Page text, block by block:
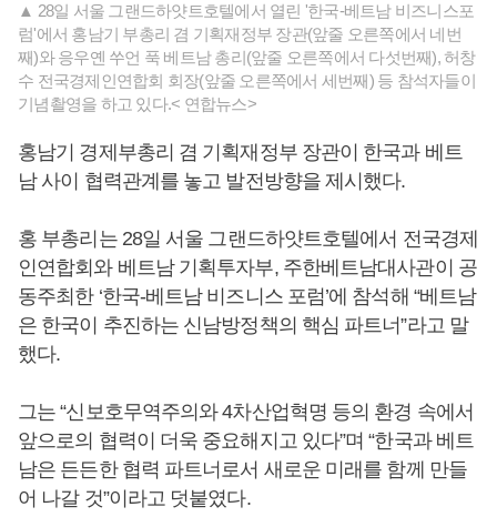
▲ 28일 서울 그랜드하얏트호텔에서 열린 '한국-베트남 비즈니스포
럼'에서 홍남기 부총리 겸 기획재정부 장관(앞줄 오른쪽에서 네번
째)와 응우옌 쑤언 푹 베트남 총리(앞줄 오른쪽에서 다섯번째), 허창
수 전국경제인연합회 회장(앞줄 오른쪽에서 세번째) 등 참석자들이
기념촬영을 하고 있다.< 연합뉴스>
홍남기 경제부총리 겸 기획재정부 장관이 한국과 베트
남 사이 협력관계를 놓고 발전방향을 제시했다.
홍 부총리는 28일 서울 그랜드하얏트호텔에서 전국경제
인연합회와 베트남 기획투자부, 주한베트남대사관이 공
동주최한 ‘한국-베트남 비즈니스 포럼’에 참석해 “베트남
은 한국이 추진하는 신남방정책의 핵심 파트너”라고 말
했다.
그는 “신보호무역주의와 4차산업혁명 등의 환경 속에서
앞으로의 협력이 더욱 중요해지고 있다”며 “한국과 베트
남은 든든한 협력 파트너로서 새로운 미래를 함께 만들
어 나갈 것”이라고 덧붙였다.